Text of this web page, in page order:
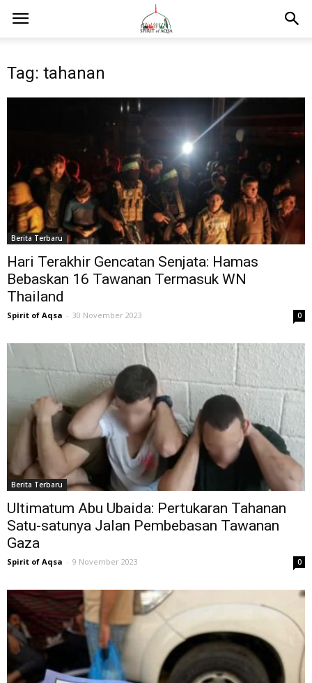
Tag: tahanan
Berita Terbaru
Hari Terakhir Gencatan Senjata: Hamas
Bebaskan 16 Tawanan Termasuk WN
Thailand
Spirit of Aqsa - 30 November 2023 0
Berita Terbaru
Ultimatum Abu Ubaida: Pertukaran Tahanan
Satu-satunya Jalan Pembebasan Tawanan
Gaza
Spirit of Aqsa - 9 November 2023 0